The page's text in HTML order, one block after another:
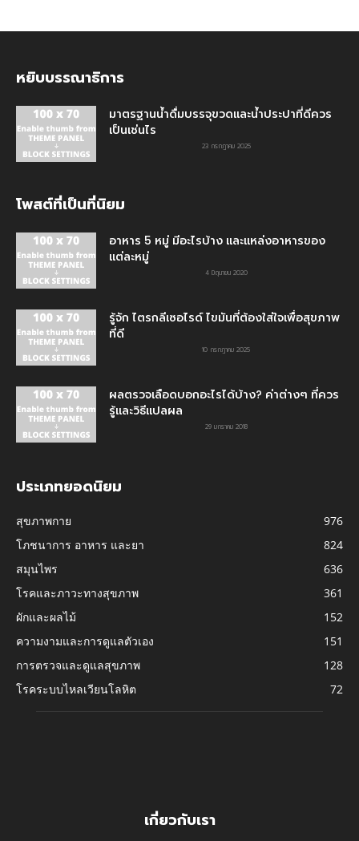
หยิบบรรณาธิการ
มาตรฐานน้ำดื่มบรรจุขวดและน้ำประปาที่ดีควร
เป็นเช่นไร
23 กรกฎาคม 2025
โพสต์ที่เป็นที่นิยม
อาหาร 5 หมู่ มีอะไรบ้าง และแหล่งอาหารของ
แต่ละหมู่
4 มิถุนายน 2020
รู้จัก ไตรกลีเซอไรด์ ไขมันที่ต้องใส่ใจเพื่อสุขภาพ
ที่ดี
10 กรกฎาคม 2025
ผลตรวจเลือดบอกอะไรได้บ้าง? ค่าต่างๆ ที่ควร
รู้และวิธีแปลผล
29 มกราคม 2018
ประเภทยอดนิยม
สุขภาพกาย
976
โภชนาการ อาหาร และยา
824
สมุนไพร
636
โรคและภาวะทางสุขภาพ
361
ผักและผลไม้
152
ความงามและการดูแลตัวเอง
151
การตรวจและดูแลสุขภาพ
128
โรคระบบไหลเวียนโลหิต
72
เกี่ยวกับเรา